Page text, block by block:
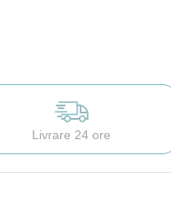
Livrare 24 ore